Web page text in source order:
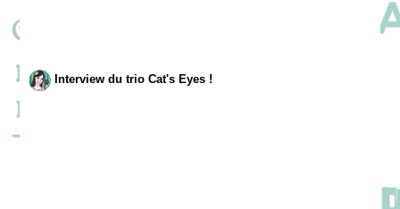
Interview du trio Cat's Eyes !